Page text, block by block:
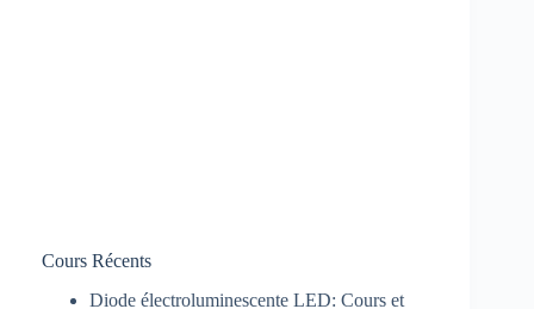
Cours Récents
Diode électroluminescente LED: Cours et